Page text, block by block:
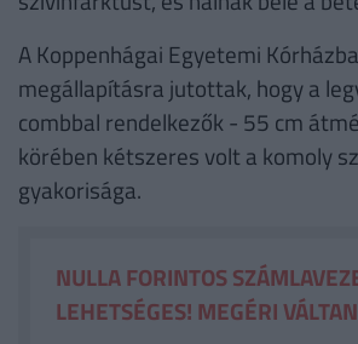
A Koppenhágai Egyetemi
megállapításra jutottak, hogy a
combbal rendelkezők - 55 cm
körében kétszeres volt a komoly
gyakorisága.
NULLA FORINTOS
LEHETSÉGES! MEGÉRI